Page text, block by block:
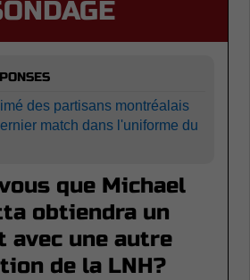
des partisans montréalais
match dans l'uniforme du
que Michael
obtiendra un
avec une autre
de la LNH?